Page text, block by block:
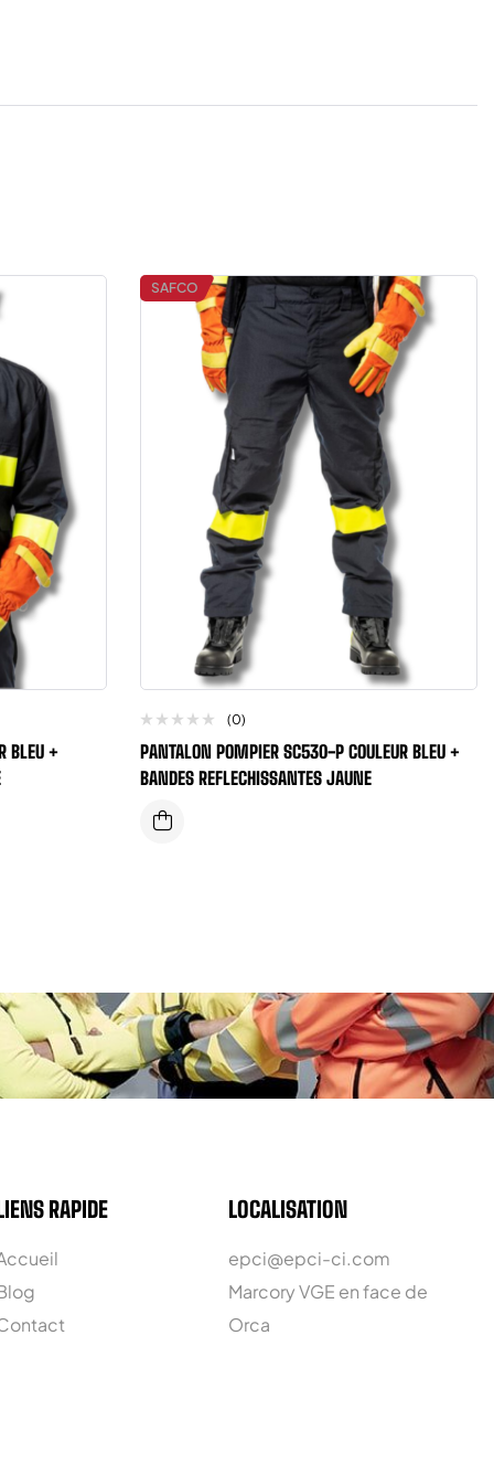
BLEU +
SAFCO
(0)
PANTALON POMPIER SC530-P COULEUR BLEU +
BANDES REFLECHISSANTES JAUNE
RAPIDE LOCALISATION
epci@epci-ci.com
Marcory VGE en face de
Orca